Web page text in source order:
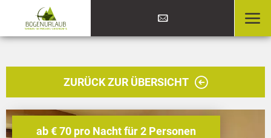
ZURÜCK ZUR ÜBERSICHT
ab € 70 pro Nacht für 2 Personen